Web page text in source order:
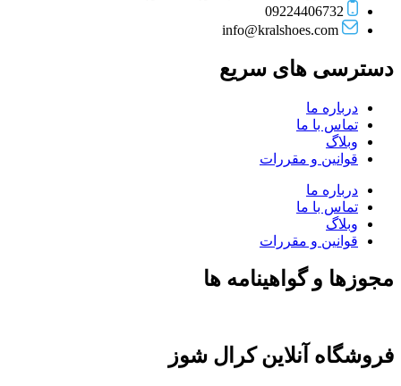
09224406732
info@kralshoes.com
دسترسی های سریع
درباره ما
تماس با ما
وبلاگ
قوانین و مقررات
درباره ما
تماس با ما
وبلاگ
قوانین و مقررات
مجوزها و گواهینامه ها
فروشگاه آنلاین کرال شوز